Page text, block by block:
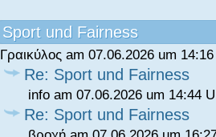
Sport und Fairness
Γραικύλος am 07.06.2026 um
Re: Sport und Fairness
info am 07.06.2026 um 14:44
Re: Sport und Fairness